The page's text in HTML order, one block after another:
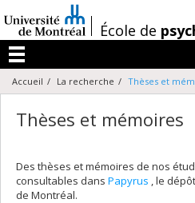
au
contenu
/École de
Menu
Accueil La recherche Thèses et
Thèses et mémoires
Des thèses et mémoires de nos
consultables dans Papyrus , le
de Montréal.